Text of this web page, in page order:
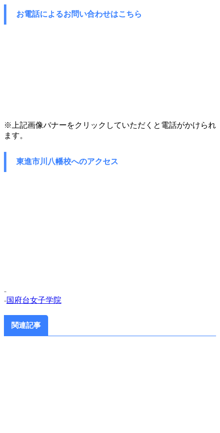
お電話によるお問い合わせはこちら
※上記画像バナーをクリックしていただくと電話がかけられ
ます。
東進市川八幡校へのアクセス
-
-国府台女子学院
関連記事